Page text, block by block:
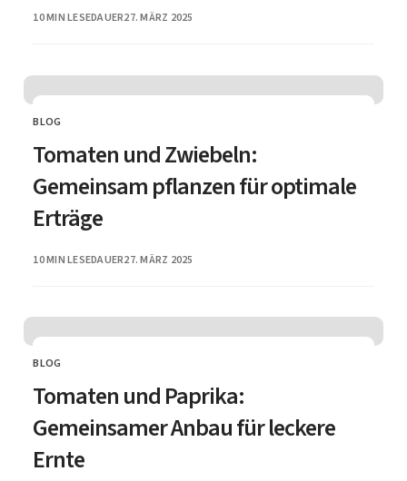
10 MIN LESEDAUERPUBLISHED
27. MÄRZ 2025
CATEGORY
BLOG
Tomaten und Zwiebeln:
Gemeinsam pflanzen für optimale
Erträge
10 MIN LESEDAUERPUBLISHED
27. MÄRZ 2025
CATEGORY
BLOG
Tomaten und Paprika:
Gemeinsamer Anbau für leckere
Ernte